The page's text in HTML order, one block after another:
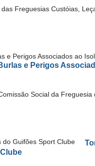
Freguesias Custóias,
e Perigos
Social da